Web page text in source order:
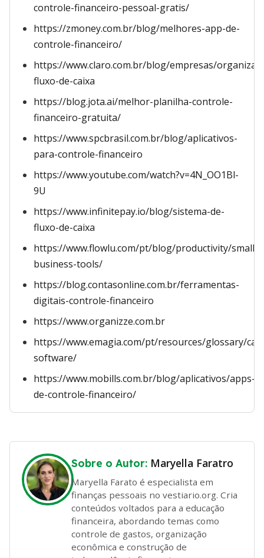
controle-financeiro-pessoal-gratis/
https://zmoney.com.br/blog/melhores-app-de-
controle-financeiro/
https://www.claro.com.br/blog/empresas/organizar-
fluxo-de-caixa
https://blog.jota.ai/melhor-planilha-controle-
financeiro-gratuita/
https://www.spcbrasil.com.br/blog/aplicativos-
para-controle-financeiro
https://www.youtube.com/watch?v=4N_OO1Bl-
9U
https://www.infinitepay.io/blog/sistema-de-
fluxo-de-caixa
https://www.flowlu.com/pt/blog/productivity/small-
business-tools/
https://blog.contasonline.com.br/ferramentas-
digitais-controle-financeiro
https://www.organizze.com.br
https://www.emagia.com/pt/resources/glossary/
software/
https://www.mobills.com.br/blog/aplicativos/apps-
de-controle-financeiro/
Sobre o Autor: Maryella Faratro
Maryella Farato é especialista em
finanças pessoais no vestiario.org. Cria
conteúdos voltados para a educação
financeira, abordando temas como
controle de gastos, organização
econômica e construção de